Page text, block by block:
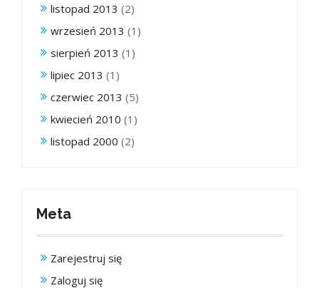
listopad 2013 (2)
wrzesień 2013 (1)
sierpień 2013 (1)
lipiec 2013 (1)
czerwiec 2013 (5)
kwiecień 2010 (1)
listopad 2000 (2)
Meta
Zarejestruj się
Zaloguj się